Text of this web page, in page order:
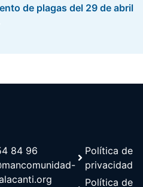
de plagas del 29 de abril
84 96
Política de
privacidad
Política de